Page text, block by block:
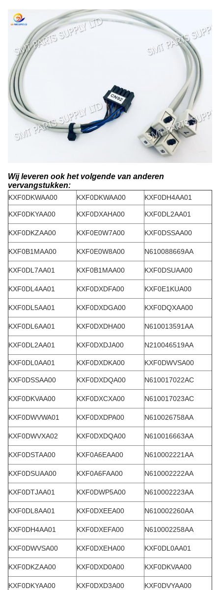
Wij leveren ook het volgende van anderen
vervangstukken:
KXF0DKWAA00 KXF0DKWAA00 KXF0DH4AA01
KXF0DKYAA00 KXF0DXAHA00 KXF0DL2AA01
KXF0DKZAA00 KXF0E0W7A00 KXF0DSSAA00
KXF0B1MAA00 KXF0E0W8A00 N610088669AA
KXF0DL7AA01 KXF0B1MAA00 KXF0DSUAA00
KXF0DL4AA01 KXF0DXDFA00 KXF0E1KUA00
KXF0DL5AA01 KXF0DXDGA00 KXF0DQXAA00
KXF0DL6AA01 KXF0DXDHA00 N610013591AA
KXF0DL2AA01 KXF0DXDJA00 N210046519AA
KXF0DL0AA01 KXF0DXDKA00 KXF0DWVSA00
KXF0DSSAA00 KXF0DXDQA00 N610017022AC
KXF0DKVAA00 KXF0DXCXA00 N610017023AC
KXF0DWVWA01 KXF0DXDPA00 N610026758AA
KXF0DWVXA02 KXF0DXDQA00 N610016663AA
KXF0DSTAA00 KXF0A6EAA00 N610002221AA
KXF0DSUAA00 KXF0A6FAA00 N610002222AA
KXF0DTJAA01 KXF0DWP5A00 N610002223AA
KXF0DL8AA01 KXF0DXEEA00 N610002260AA
KXF0DH4AA01 KXF0DXEFA00 N610002258AA
KXF0DWVSA00 KXF0DXEHA00 KXF0DL0AA01
KXF0DKZAA00 KXF0DXD0A00 KXF0DKVAA00
KXF0DKYAA00 KXF0DXD3A00 KXF0DVYAA00